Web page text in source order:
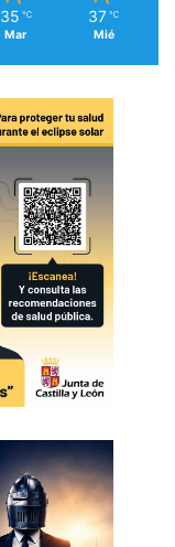
35 ℃
Mar
37 ℃
Mié